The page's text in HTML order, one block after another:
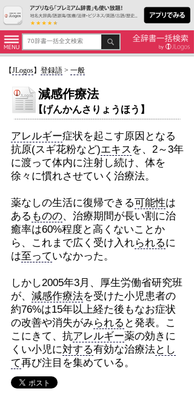
【JLogos】 登録語> 一般
減感作療法
【げんかんさりょうほう】
アレルギー症状を起こす原因となる
抗原(スギ花粉など)エキス を、2～3年
に渡って体内に注射し続け、体を
徐々に慣れさせていく治療法。
薬なしの生活に復帰できる可能性は
ある ものの、治療期間が長い割に治
癒率は60%程度と高くないことか
ら、これまで広く受け入れられるに
は至っていなかった。
しかし2005年3月、厚生労働省研究班
が、 減感作療法を受けた小児患者の
約76%は15年以上経た後もなお症状
の改善や消失がみ られる と発表。こ
こにきて、抗アレルギー薬の効きに
くい小児に対する有効な治療法とし
て再び注目を集めている。